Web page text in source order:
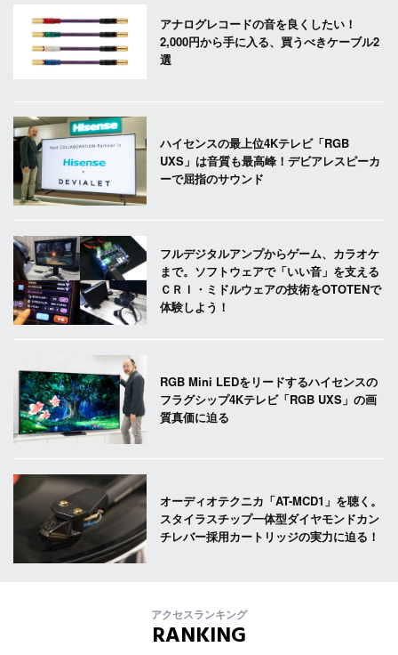
アナログレコードの音を良くしたい！
2,000円から手に入る、買うべきケーブル2
選
ハイセンスの最上位4Kテレビ「RGB
UXS」は音質も最高峰！デビアレスピーカ
ーで屈指のサウンド
フルデジタルアンプからゲーム、カラオケ
まで。ソフトウェアで「いい音」を支える
ＣＲＩ・ミドルウェアの技術をOTOTENで
体験しよう！
RGB Mini LEDをリードするハイセンスの
フラグシップ4Kテレビ「RGB UXS」の画
質真価に迫る
オーディオテクニカ「AT-MCD1」を聴く。
スタイラスチップ一体型ダイヤモンドカン
チレバー採用カートリッジの実力に迫る！
アクセスランキング
RANKING